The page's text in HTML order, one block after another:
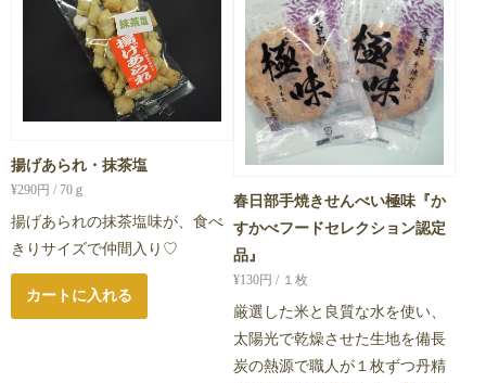
揚げあられ・抹茶塩
¥290円 / 70ｇ
揚げあられの抹茶塩味が、食べ
きりサイズで仲間入り♡
カートに入れる
春日部手焼きせんべい極味『か
すかべフードセレクション認定
品』
¥130円 / １枚
厳選した米と良質な水を使い、
太陽光で乾燥させた生地を備長
炭の熱源で職人が１枚ずつ丹精